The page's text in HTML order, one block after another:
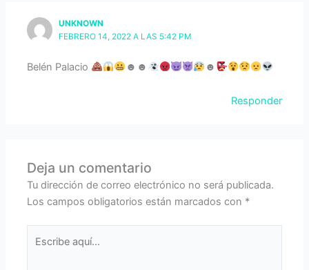
UNKNOWN
FEBRERO 14, 2022 A LAS 5:42 PM
Belén Palacio ☻☻ ☻
Responder
Deja un comentario
Tu dirección de correo electrónico no será publicada.
Los campos obligatorios están marcados con *
aquí...